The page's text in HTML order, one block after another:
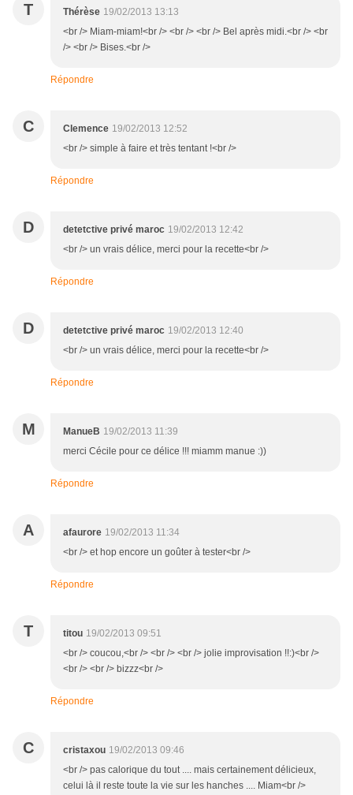
T Thérèse 19/02/2013 13:13
<br /> Miam-miam!<br /> <br /> <br /> Bel après midi.<br /> <br
/> <br /> Bises.<br />
Répondre
C Clemence 19/02/2013 12:52
<br /> simple à faire et très tentant !<br />
Répondre
D detetctive privé maroc 19/02/2013 12:42
<br /> un vrais délice, merci pour la recette<br />
Répondre
D detetctive privé maroc 19/02/2013 12:40
<br /> un vrais délice, merci pour la recette<br />
Répondre
M ManueB 19/02/2013 11:39
merci Cécile pour ce délice !!! miamm manue :))
Répondre
A afaurore 19/02/2013 11:34
<br /> et hop encore un goûter à tester<br />
Répondre
T titou 19/02/2013 09:51
<br /> coucou,<br /> <br /> <br /> jolie improvisation !!:)<br />
<br /> <br /> bizzz<br />
Répondre
C cristaxou 19/02/2013 09:46
<br /> pas calorique du tout .... mais certainement délicieux,
celui là il reste toute la vie sur les hanches .... Miam<br />